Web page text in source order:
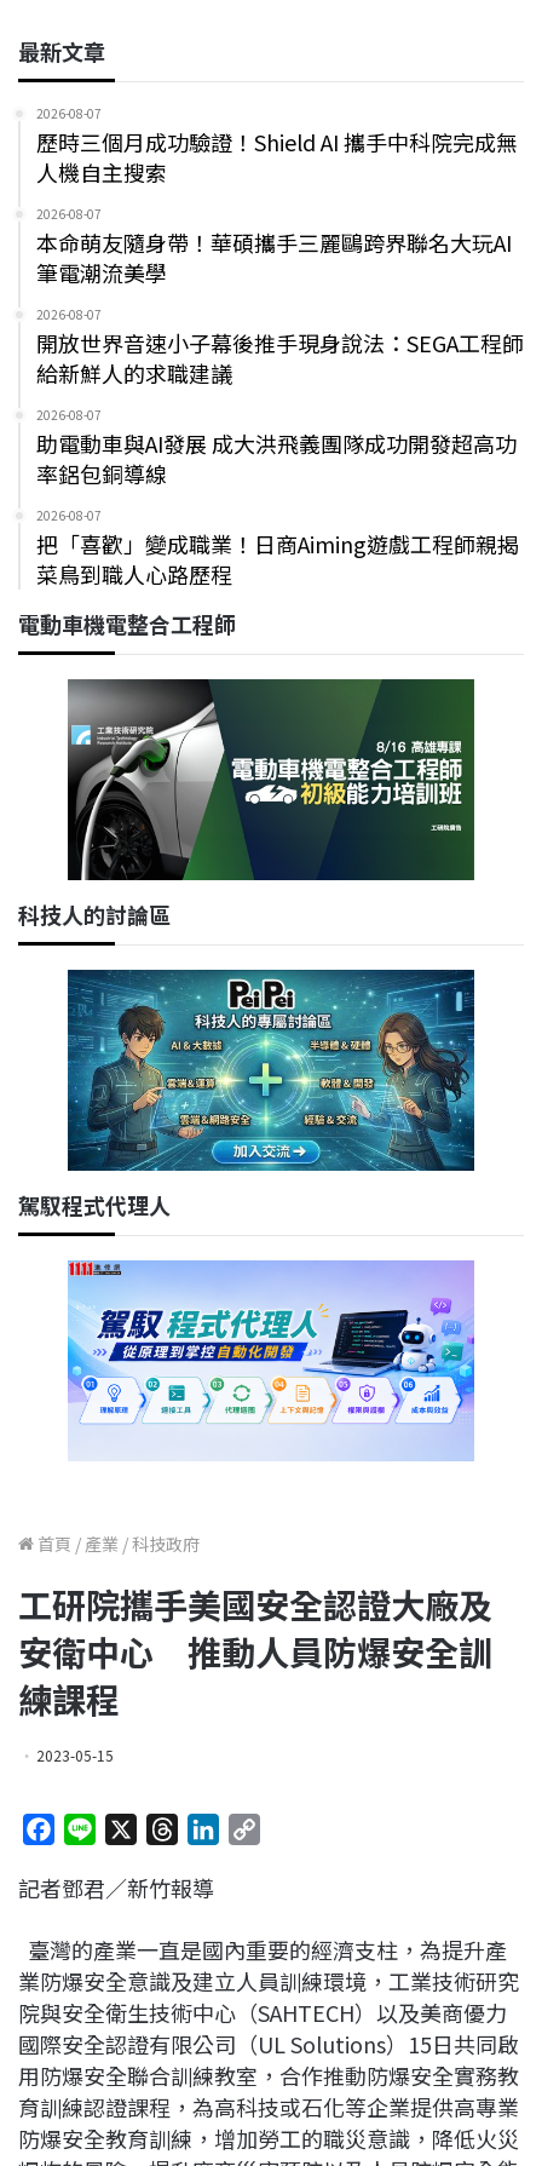
最新文章
2026-08-07
歷時三個月成功驗證！Shield AI 攜手中科院完成無
人機自主搜索
2026-08-07
本命萌友隨身帶！華碩攜手三麗鷗跨界聯名大玩AI
筆電潮流美學
2026-08-07
開放世界音速小子幕後推手現身說法：SEGA工程師
給新鮮人的求職建議
2026-08-07
助電動車與AI發展 成大洪飛義團隊成功開發超高功
率鋁包銅導線
2026-08-07
把「喜歡」變成職業！日商Aiming遊戲工程師親揭
菜鳥到職人心路歷程
電動車機電整合工程師
科技人的討論區
駕馭程式代理人